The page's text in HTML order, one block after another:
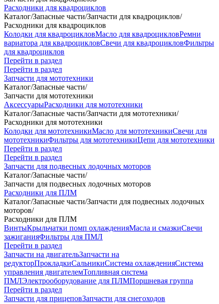
Расходники для квадроциклов
Каталог/Запасные части/Запчасти для квадроциклов/
Расходники для квадроциклов
Колодки для квадроцикловМасло для квадроцикловРемни
вариатора для квадроцикловСвечи для квадроцикловФильтры
для квадроциклов
Перейти в раздел
Перейти в раздел
Запчасти для мототехники
Каталог/Запасные части/
Запчасти для мототехники
АксессуарыРасходники для мототехники
Каталог/Запасные части/Запчасти для мототехники/
Расходники для мототехники
Колодки для мототехникиМасло для мототехникиСвечи для
мототехникиФильтры для мототехникиЦепи для мототехники
Перейти в раздел
Перейти в раздел
Запчасти для подвесных лодочных моторов
Каталог/Запасные части/
Запчасти для подвесных лодочных моторов
Расходники для ПЛМ
Каталог/Запасные части/Запчасти для подвесных лодочных
моторов/
Расходники для ПЛМ
ВинтыКрыльчатки помп охлажденияМасла и смазкиСвечи
зажиганияФильтры для ПМЛ
Перейти в раздел
Запчасти на двигательЗапчасти на
редукторПрокладкиСальникиСистема охлажденияСистема
управления двигателемТопливная система
ПМЛЭлектрооборудование для ПЛМПоршневая группа
Перейти в раздел
Запчасти для прицеповЗапчасти для снегоходов